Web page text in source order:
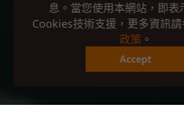
息。當您使用本網站，即表
Cookies技術支援，更多資訊請
政策 。
Accept